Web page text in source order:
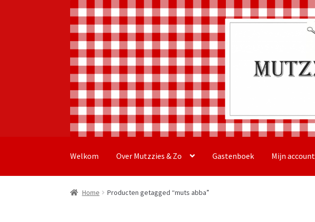
door
naar
Welkom Over Mutzzies & Zo Gastenboek Mijn account
Home Producten getagged “muts abba”